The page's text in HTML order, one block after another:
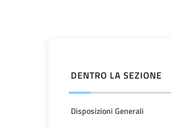
DENTRO LA SEZIONE
Disposizioni Generali